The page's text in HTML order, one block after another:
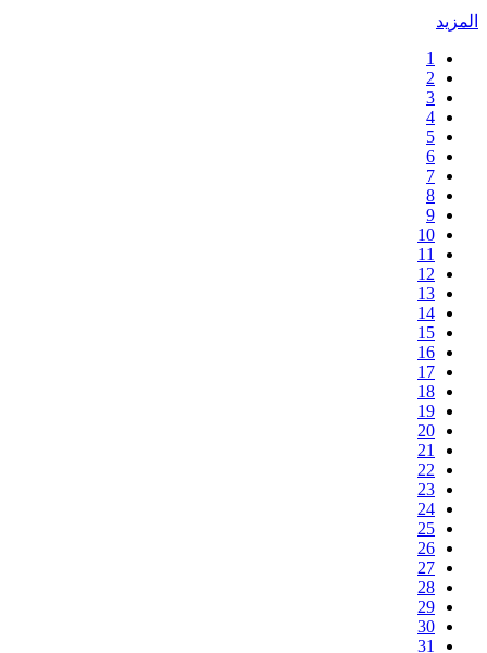
1
2
3
4
5
6
7
8
9
10
11
12
13
14
15
16
17
18
19
20
21
22
23
24
25
26
27
28
29
30
31